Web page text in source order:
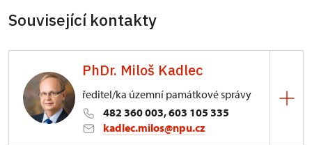
Související kontakty
PhDr. Miloš Kadlec
ředitel/ka územní památkové správy
482 360 003, 603 105 335
kadlec.milos@npu.cz